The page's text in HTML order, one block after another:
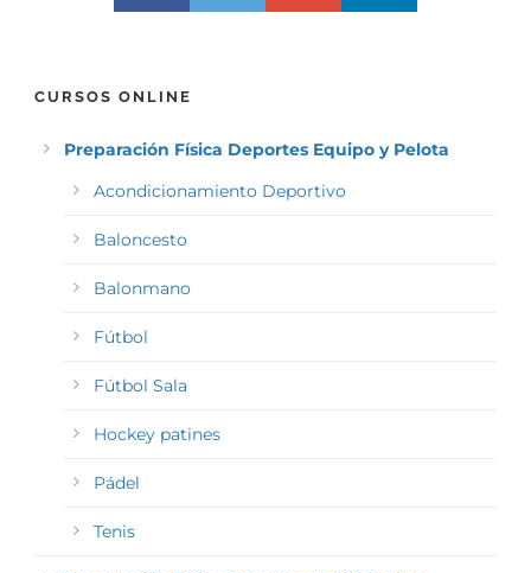
CURSOS ONLINE
Preparación Física Deportes Equipo y Pelota
Acondicionamiento Deportivo
Baloncesto
Balonmano
Fútbol
Fútbol Sala
Hockey patines
Pádel
Tenis